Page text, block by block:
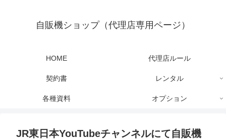
自販機ショップ（代理店専用ページ）
HOME 代理店ルール
契約書 レンタル
各種資料 オプション
JR東日本YouTubeチャンネルにて自販機